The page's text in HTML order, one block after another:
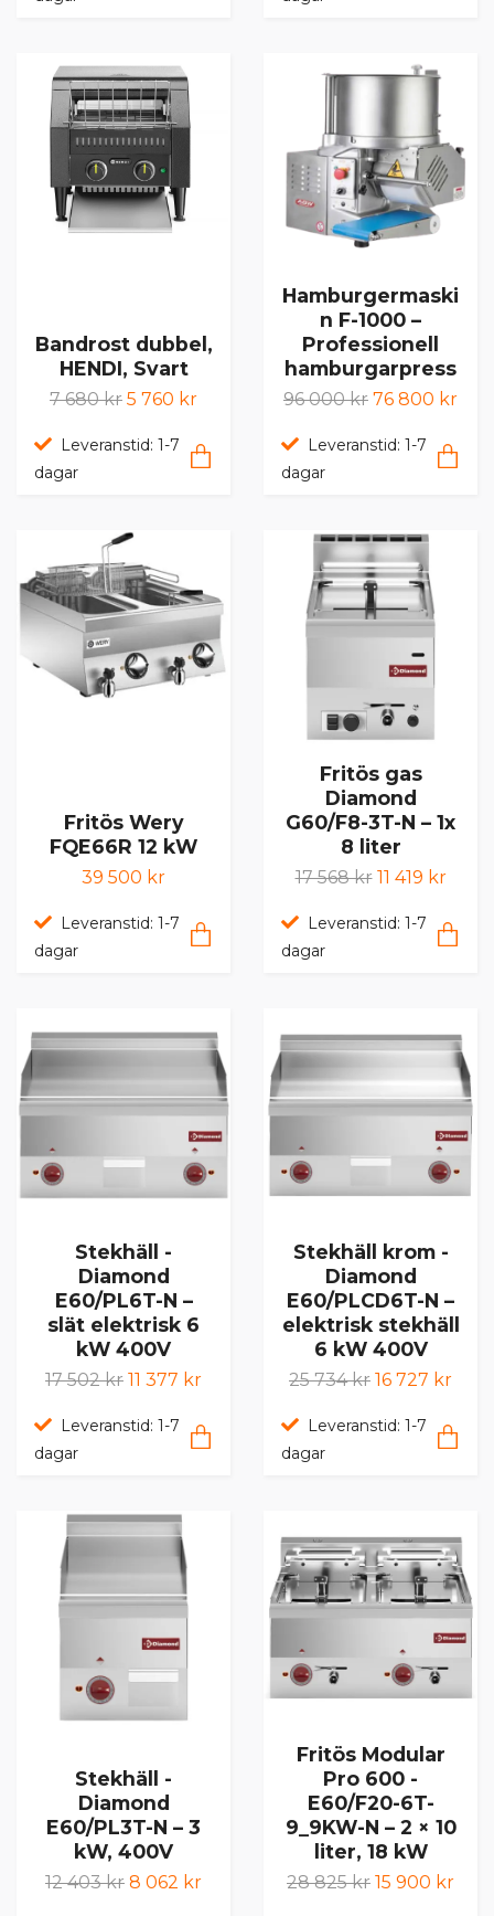
Bandrost dubbel,
HENDI, Svart
7 680 kr 5 760 kr
Leveranstid: 1-7
dagar
Hamburgermaski
n F-1000 –
Professionell
hamburgarpress
96 000 kr 76 800 kr
Leveranstid: 1-7
dagar
Fritös Wery
FQE66R 12 kW
39 500 kr
Leveranstid: 1-7
dagar
Fritös gas
Diamond
G60/F8-3T-N – 1x
8 liter
17 568 kr 11 419 kr
Leveranstid: 1-7
dagar
Stekhäll -
Diamond
E60/PL6T-N –
slät elektrisk 6
kW 400V
17 502 kr 11 377 kr
Leveranstid: 1-7
dagar
Stekhäll krom -
Diamond
E60/PLCD6T-N –
elektrisk stekhäll
6 kW 400V
25 734 kr 16 727 kr
Leveranstid: 1-7
dagar
Stekhäll -
Diamond
E60/PL3T-N – 3
kW, 400V
12 403 kr 8 062 kr
Fritös Modular
Pro 600 -
E60/F20-6T-
9_9KW-N – 2 × 10
liter, 18 kW
28 825 kr 15 900 kr